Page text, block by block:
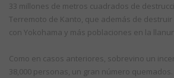
33 millones de metros cuadrados de
Terremoto de Kanto, que además de
con Yokohama y más poblaciones en la
Como en casos anteriores, sobrevino un
38,000 personas, un gran número quemados.